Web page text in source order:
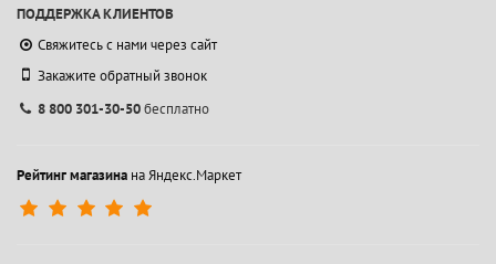
ПОДДЕРЖКА КЛИЕНТОВ
Свяжитесь с нами через сайт
Закажите обратный звонок
8 800 301-30-50бесплатно
Рейтинг магазина на Яндекс.Маркет